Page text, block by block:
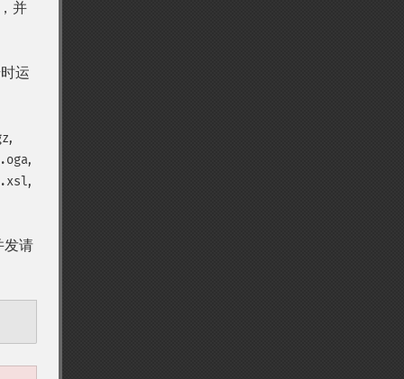
并
运
,
.oga,
.xsl,
发请